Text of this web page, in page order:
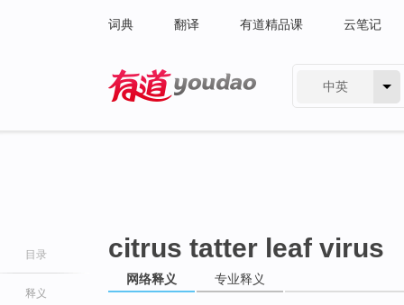
词典 翻译 有道精品课 云笔记
中英
目录
释义
citrus tatter leaf virus
网络释义 专业释义